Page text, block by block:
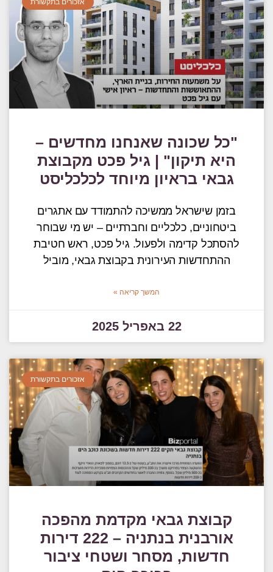
אזכורים בתקשורת
"כל שכונה שאנחנו מחדשים –
היא תיקון" | גיל פכט מקבוצת
גבאי בראיון מיוחד לכלכליסט
בזמן שישראל ממשיכה להתמודד עם אתגרים
ביטחוניים, כלכליים וחברתיים – יש מי שבוחר
להסתכל קדימה ולפעול. גיל פכט, ראש חטיבת
ההתחדשות העירונית בקבוצת גבאי, מוביל
המשך קריאה »
22 באפריל 2025
אזכורים בתקשורת
קבוצת גבאי מקדמת מהפכה
אורבנית בנתניה – 222 דירות
חדשות, מסחר ושטחי ציבור